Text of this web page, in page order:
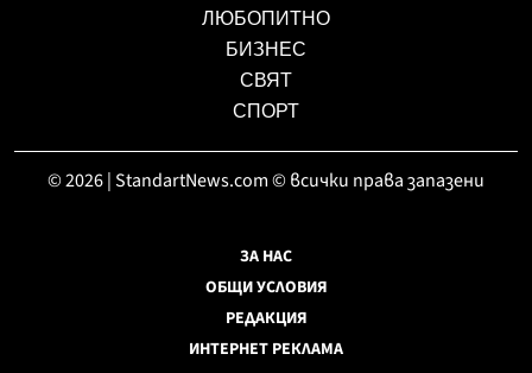
ЛЮБОПИТНО
БИЗНЕС
СВЯТ
СПОРТ
© 2026 | StandartNews.com © всички права запазени
ЗА НАС
ОБЩИ УСЛОВИЯ
РЕДАКЦИЯ
ИНТЕРНЕТ РЕКЛАМА